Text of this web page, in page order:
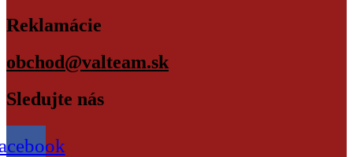
Reklamácie
obchod@valteam.sk
Sledujte nás